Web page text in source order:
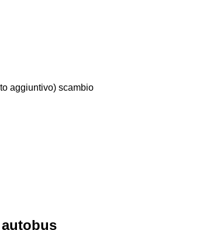
aggiuntivo) scambio